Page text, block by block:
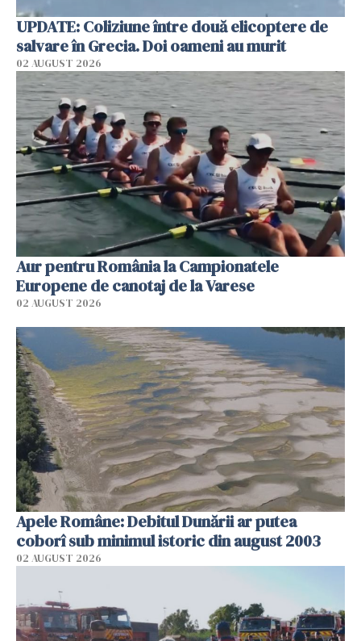
UPDATE: Coliziune între două elicoptere de
salvare în Grecia. Doi oameni au murit
02 AUGUST 2026
Aur pentru România la Campionatele
Europene de canotaj de la Varese
02 AUGUST 2026
Apele Române: Debitul Dunării ar putea
coborî sub minimul istoric din august 2003
02 AUGUST 2026